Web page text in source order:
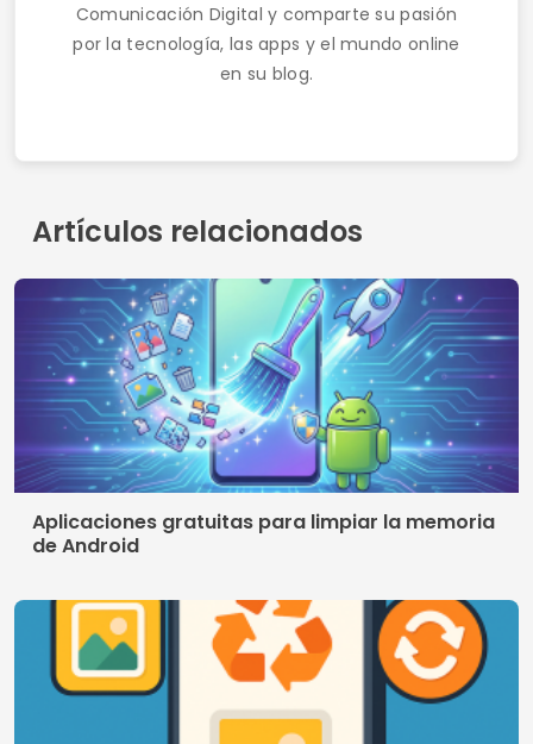
Aplicaciones gratuitas para limpiar la memoria
de Android
Las mejores aplicaciones para recuperar fotos